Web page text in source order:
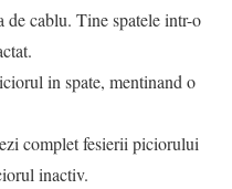
de cablu. Tine spatele intr-o
in spate, mentinand o
complet fesierii piciorului
inactiv.